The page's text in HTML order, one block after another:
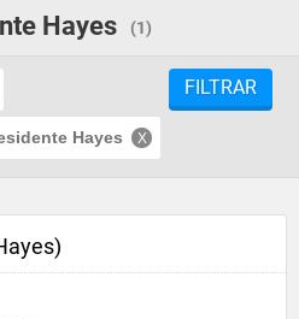
Hayes
(1)
Hayes
FILTRAR